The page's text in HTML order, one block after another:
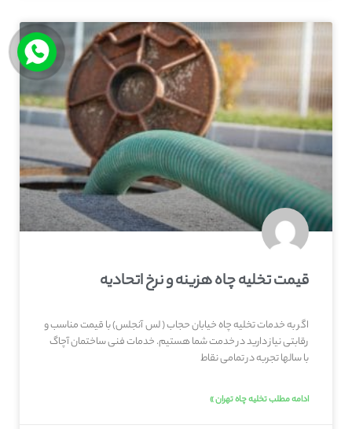
قیمت تخلیه چاه هزینه و نرخ اتحادیه
اگر به خدمات تخلیه چاه خیابان حجاب ( لس آنجلس) با قیمت مناسب و
رقابتی نیاز دارید در خدمت شما هستیم. خدمات فنی ساختمان آچاگ
با سالها تجربه در تمامی نقاط
ادامه مطلب تخلیه چاه تهران »